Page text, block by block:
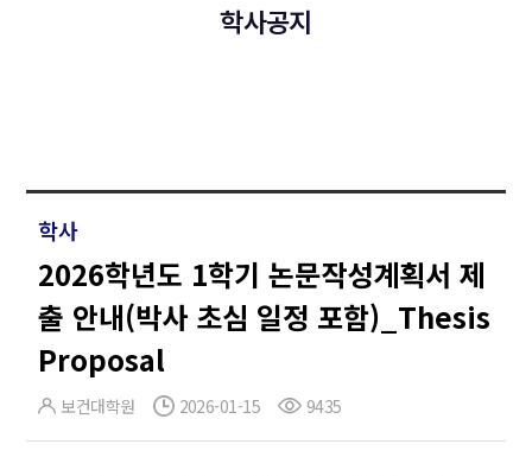
학사공지
학사
2026학년도 1학기 논문작성계획서 제
출 안내(박사 초심 일정 포함)_Thesis
Proposal
보건대학원 2026-01-15 9435